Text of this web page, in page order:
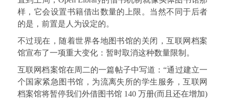
样，它会设置书籍借出数量的上限。当然不同于后者
的是，前置是人为设定的。
不过现在，随着世界各地图书馆的关闭，互联网档案
馆宣布了一项重大变化：暂时取消这种数量限制。
互联网档案馆在周二的一篇帖子中写道：“通过建立一
个国家紧急图书馆，为流离失所的学生服务，互联网
档案馆将暂停我们外借图书馆 140 万册(而且还在增加)